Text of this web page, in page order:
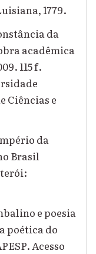
1779.
da
acadêmica
115 f.
Ciências e
da
Brasil
e poesia
poética do
Acesso